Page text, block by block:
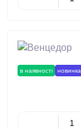
в наявності новинка